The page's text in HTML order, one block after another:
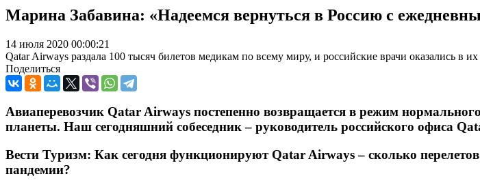
Марина Забавина: «Надеемся вернуться в Россию с
14 июля 2020 00:00:21
Qatar Airways раздала 100 тысяч билетов медикам по всему миру, и российские врачи оказались в их
Поделиться
Авиаперевозчик Qatar Airways постепенно возвращается в режим
планеты. Наш сегодняшний собеседник – руководитель российского офиса
Вести Туризм: Как сегодня функционируют Qatar Airways – сколько
пандемии?